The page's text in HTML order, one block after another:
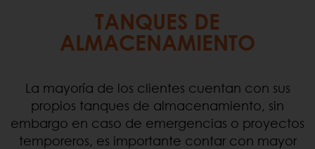
TANQUES DE
ALMACENAMIENTO
La mayoría de los clientes cuentan con sus
propios tanques de almacenamiento, sin
embargo en caso de emergencias o proyectos
temporeros, es importante contar con mayor